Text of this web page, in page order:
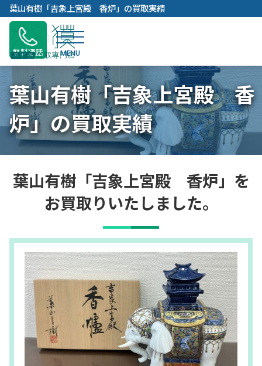
内
容
キ
プ
葉山有樹「吉象上宮殿 香炉」の買取実績
無料通話
葉山有樹「吉象上宮殿 香
炉」の買取実績
葉山有樹「吉象上宮殿 香炉」を
お買取りいたしました。